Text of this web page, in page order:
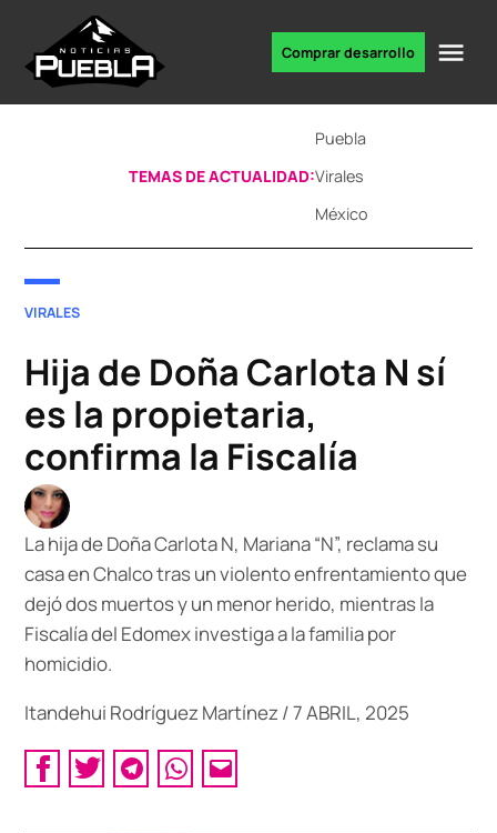
content
Comprar desarrollo
TEMAS DE ACTUALIDAD:
Puebla
Virales
México
POSTED
VIRALES
Hija de Doña Carlota N sí
es la propietaria,
confirma la Fiscalía
La hija de Doña Carlota N, Mariana “N”, reclama su
casa en Chalco tras un violento enfrentamiento que
dejó dos muertos y un menor herido, mientras la
Fiscalía del Edomex investiga a la familia por
homicidio.
Itandehui Rodríguez Martínez /7 ABRIL, 2025